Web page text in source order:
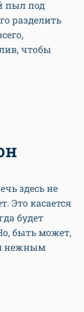
пыл под
разделить
чтобы
здесь не
Это касается
будет
быть может,
нежным